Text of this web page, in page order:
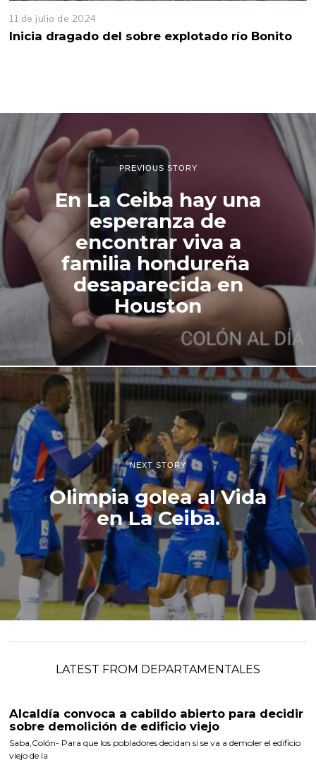
11 de julio de 2024
1
d
d
e
2
4
Inicia dragado del sobre explotado río Bonito
PREVIOUS STORY
En La Ceiba hay una
esperanza de
encontrar viva a
familia hondureña
desaparecida en
Houston
NEXT STORY
Olimpia golea al Vida
en La Ceiba.
LATEST FROM DEPARTAMENTALES
Alcaldía convoca a cabildo abierto para decidir
sobre demolición de edificio viejo
Saba,Colón- Para que los pobladores decidan si se va a demoler el edificio
viejo de la